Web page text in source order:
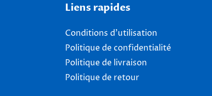
Liens rapides
Conditions d'utilisation
Politique de confidentialité
Politique de livraison
Politique de retour